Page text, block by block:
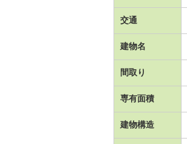
交通
建物名
間取り
専有面積
建物構造